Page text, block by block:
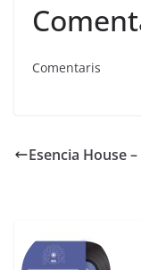
Comentaris
Esencia House